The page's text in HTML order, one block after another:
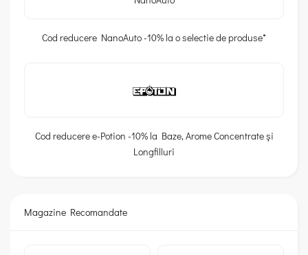
Cod reducere NanoAuto -10% la o selectie de produse*
Cod reducere e-Potion -10% la Baze, Arome Concentrate și
Longfilluri
Magazine Recomandate